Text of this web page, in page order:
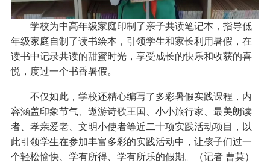
学校为中高年级家庭印制了亲子共读笔记本，指导低
年级家庭自制了读书绘本，引领学生和家长利用暑假，在
读书中记录共读的甜蜜时光，享受成长的快乐和收获的喜
悦，度过一个书香暑假。
不仅如此，学校还精心编写了多彩暑假实践课程，内
容涵盖印象节气、遨游诗歌王国、小小旅行家、最美朗读
者、孝亲爱老、文明小使者等近二十项实践活动项目，以
此引领学生在参加丰富多彩的实践活动中，让孩子们过一
个轻松愉快、学有所得、学有所乐的假期。（记者 曹莫）